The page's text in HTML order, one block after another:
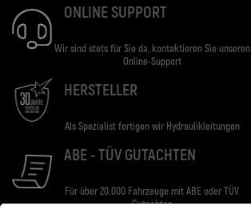
ONLINE SUPPORT
Wir sind stets für Sie da, kontaktieren Sie unseren
Online-Support
HERSTELLER
Als Spezialist fertigen wir Hydraulikleitungen
ABE - TÜV GUTACHTEN
Für über 20.000 Fahrzeuge mit ABE oder TÜV
Gutachten